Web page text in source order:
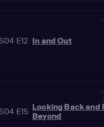
E12 In and Out
E15 Looking Back and
Beyond